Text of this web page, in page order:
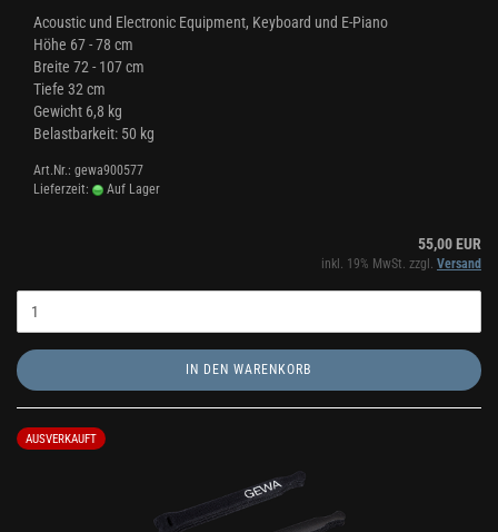
Acoustic und Electronic Equipment, Keyboard und E-Piano
Höhe 67 - 78 cm
Breite 72 - 107 cm
Tiefe 32 cm
Gewicht 6,8 kg
Belastbarkeit: 50 kg
Art.Nr.: gewa900577
Lieferzeit:
Auf Lager
55,00 EUR
inkl. 19% MwSt. zzgl. Versand
IN DEN WARENKORB
AUSVERKAUFT